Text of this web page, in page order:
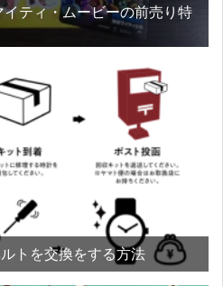
ティ・ムービーの前売り特
トを交換をする方法